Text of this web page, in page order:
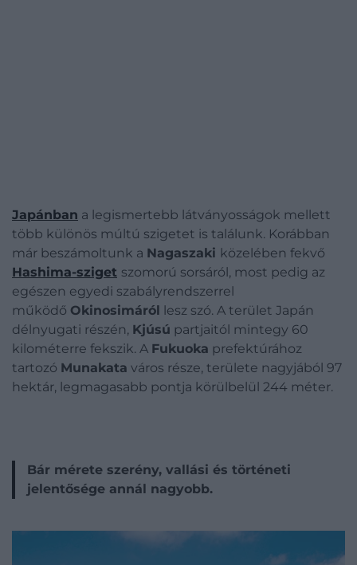
Japánban a legismertebb látványosságok mellett
több különös múltú szigetet is találunk. Korábban
már beszámoltunk a Nagaszaki közelében fekvő
Hashima-sziget szomorú sorsáról, most pedig az
egészen egyedi szabályrendszerrel
működő Okinosimáról lesz szó. A terület Japán
délnyugati részén, Kjúsú partjaitól mintegy 60
kilométerre fekszik. A Fukuoka prefektúrához
tartozó Munakata város része, területe nagyjából 97
hektár, legmagasabb pontja körülbelül 244 méter.
Bár mérete szerény, vallási és történeti
jelentősége annál nagyobb.